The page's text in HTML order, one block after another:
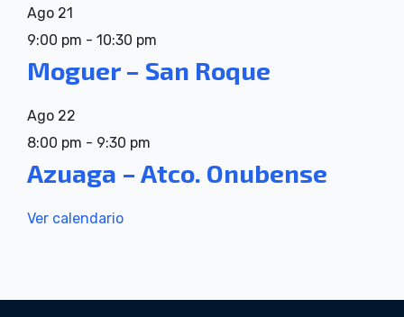
Ago 21
9:00 pm - 10:30 pm
Moguer – San Roque
Ago 22
8:00 pm - 9:30 pm
Azuaga – Atco. Onubense
Ver calendario